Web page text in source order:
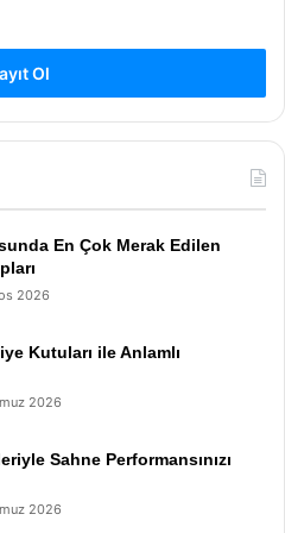
Ol
En Çok Merak Edilen
2026
Kutuları ile Anlamlı
2026
Sahne Performansınızı
2026